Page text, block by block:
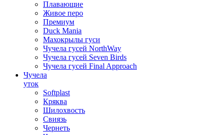
Плавающие
Живое перо
Премиум
Duck Mania
Махокрылы гуси
Чучела гусей NorthWay
Чучела гусей Seven Birds
Чучела гусей Final Approach
Чучела
уток
Softplast
Кряква
Шилохвость
Свиязь
Чернеть